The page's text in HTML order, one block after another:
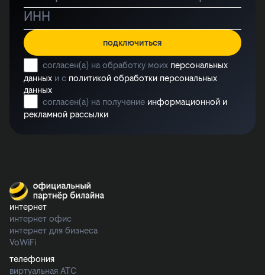
подключиться
согласен(а) на обработку моих персональных
данных и с политикой обработки персональных
данных
согласен(а) на получение информационной и
рекламной рассылки
интернет
интернет офис
интернет для бизнеса
VoWiFi
телефония
виртуальная АТС